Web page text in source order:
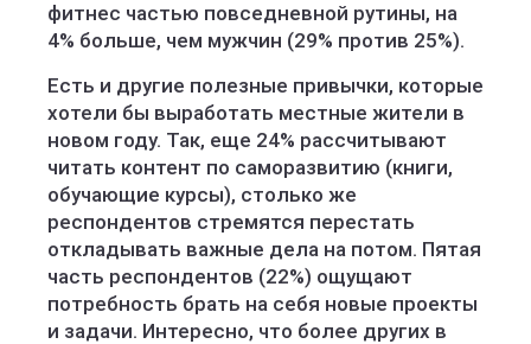
фитнес частью повседневной рутины, на
4% больше, чем мужчин (29% против 25%).
Есть и другие полезные привычки, которые
хотели бы выработать местные жители в
новом году. Так, еще 24% рассчитывают
читать контент по саморазвитию (книги,
обучающие курсы), столько же
респондентов стремятся перестать
откладывать важные дела на потом. Пятая
часть респондентов (22%) ощущают
потребность брать на себя новые проекты
и задачи. Интересно, что более других в